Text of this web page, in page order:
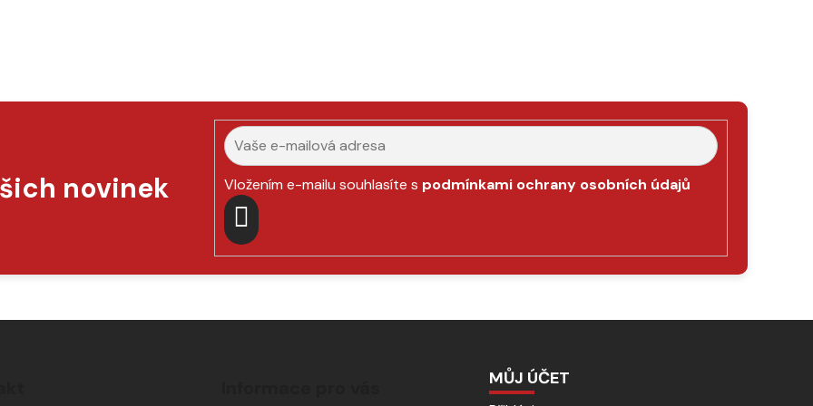
novinek Vložením e-mailu souhlasíte s podmínkami ochrany osobních údajů
PŘIHLÁSIT
SE
MŮJ ÚČET